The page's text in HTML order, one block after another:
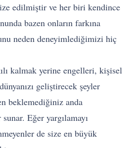
edilmiştir ve her biri kendince
bazen onların farkına
neden deneyimlediğimizi hiç
kalmak yerine engelleri, kişisel
geliştirecek şeyler
beklemediğiniz anda
Eğer yargılamayı
de size en büyük